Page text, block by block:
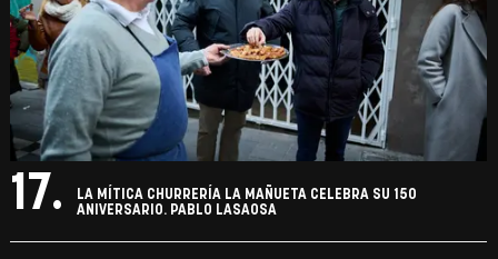
17.
LA MÍTICA CHURRERÍA LA MAÑUETA CELEBRA SU 150
ANIVERSARIO. PABLO LASAOSA